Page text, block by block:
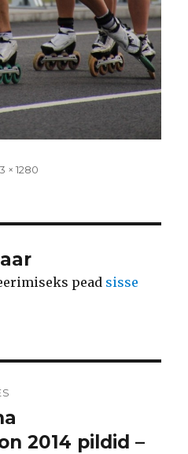
× 1280
pead sisse
2014 pildid –